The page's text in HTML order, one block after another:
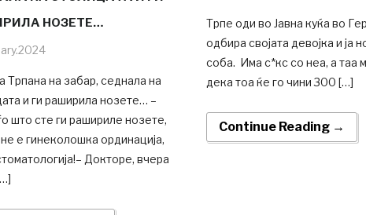
НОЗЕТЕ…
Трпана на забар, седнала на
и ги раширила нозете… –
што сте ги рашириле нозете,
е гинеколошка ординација,
Докторе, вчера
Трпе оди во Јавна куќа во
одбира својата девојка и ја
соба. Има с*кс со неа, а таа
дека тоа ќе го чини 300 […]
Continue Reading →